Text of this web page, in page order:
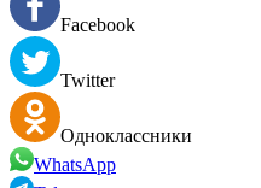
Facebook
Twitter
Одноклассники
WhatsApp